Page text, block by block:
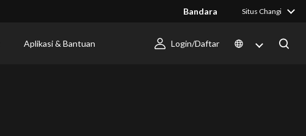
Bandara Situs Changi
Aplikasi & Bantuan Login/Daftar